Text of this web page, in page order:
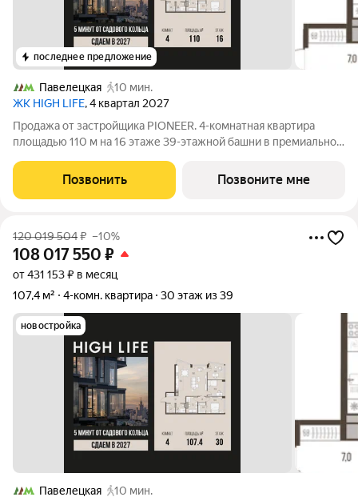
последнее предложение
Павелецкая
10 мин.
ЖК HIGH LIFE, 4 квартал 2027
Продажа от застройщика PIONEER. 4-комнатная квартира
площадью 110 м на 16 этаже 39-этажной башни в премиальном
Жилой комплекс всего в 5 минутах от Садового кольца.
Архитектура от бюро ADM
Позвонить Позвоните мне
120 019 504₽ –10%
108 017 550 ₽
от 431 153 ₽ в месяц
107,4 м²
4-комн. квартира 30 этаж из 39
новостройка
Павелецкая
10 мин.